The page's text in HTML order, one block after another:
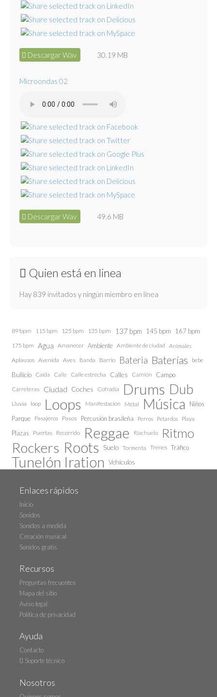
Descargar Wav 30.19 MB
Microondas 02
Descargar Wav 49.6 MB
Quien está en linea
Hay 839 invitados y ningún miembro en línea
89 bpm 115 bpm 125 bpm 135 bpm 137 bpm 145 bpm 167 bpm
175 bpm Agua Amanecer Ambiente Ambiente de ciudad Animales
Aplausos Avenida Aves Banda Barrio Bateria Baterías bebe
Bullicio Caida Calle Calle estrecha Calles Camión Campo
Carreteras Ciudad Coches Cofradía Drums Dub
Lluvia loop Loops Manifestación Metal Música
Niños
Parque Pasajeros Pasos Percusión brasileña Perros Petardos Playa
Plazas Puertas Recorrido Reggae Riachuelo Ritmo
Rockers Roots Suelo Tormenta Trenes Tráfico
Tunelón Iration Vehículos
Enlaces rápidos
Inicio
Sonidos
Sonidos a medida
Creación musical
Sonidos gratis
Recursos
Preguntas frecuentes
Mapa del sitio
Aviso legal
Política de privacidad
Ayuda
Contacto
Soporte técnico
Nosotros